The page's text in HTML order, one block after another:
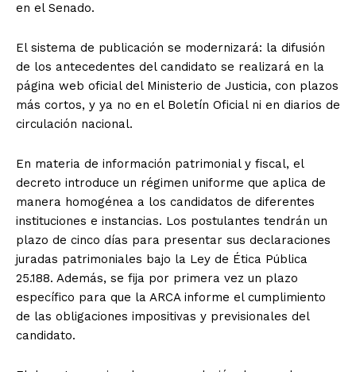
en el Senado.
El sistema de publicación se modernizará: la difusión
de los antecedentes del candidato se realizará en la
página web oficial del Ministerio de Justicia, con plazos
más cortos, y ya no en el Boletín Oficial ni en diarios de
circulación nacional.
En materia de información patrimonial y fiscal, el
decreto introduce un régimen uniforme que aplica de
manera homogénea a los candidatos de diferentes
instituciones e instancias. Los postulantes tendrán un
plazo de cinco días para presentar sus declaraciones
juradas patrimoniales bajo la Ley de Ética Pública
25.188. Además, se fija por primera vez un plazo
específico para que la ARCA informe el cumplimiento
de las obligaciones impositivas y previsionales del
candidato.